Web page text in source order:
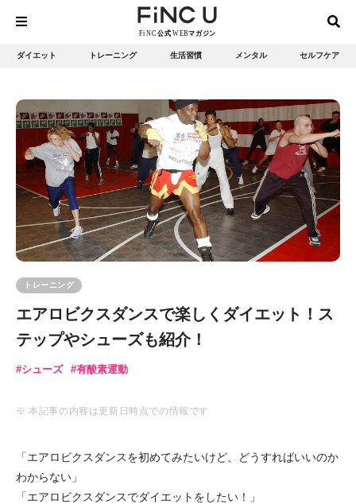
ダイエット トレーニング 生活習慣 メンタル セルフケア
トレーニング
エアロビクスダンスで楽しくダイエット！ス
テップやシューズも紹介！
シューズ 有酸素運動
※ 本記事の内容は更新日時点での情報です
「エアロビクスダンスを初めてみたいけど、どうすればいいのか
わからない」
「エアロビクスダンスでダイエットをしたい！」